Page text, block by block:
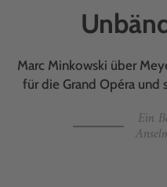
Marc Minkowski über
für die Grand Opéra und
Ein